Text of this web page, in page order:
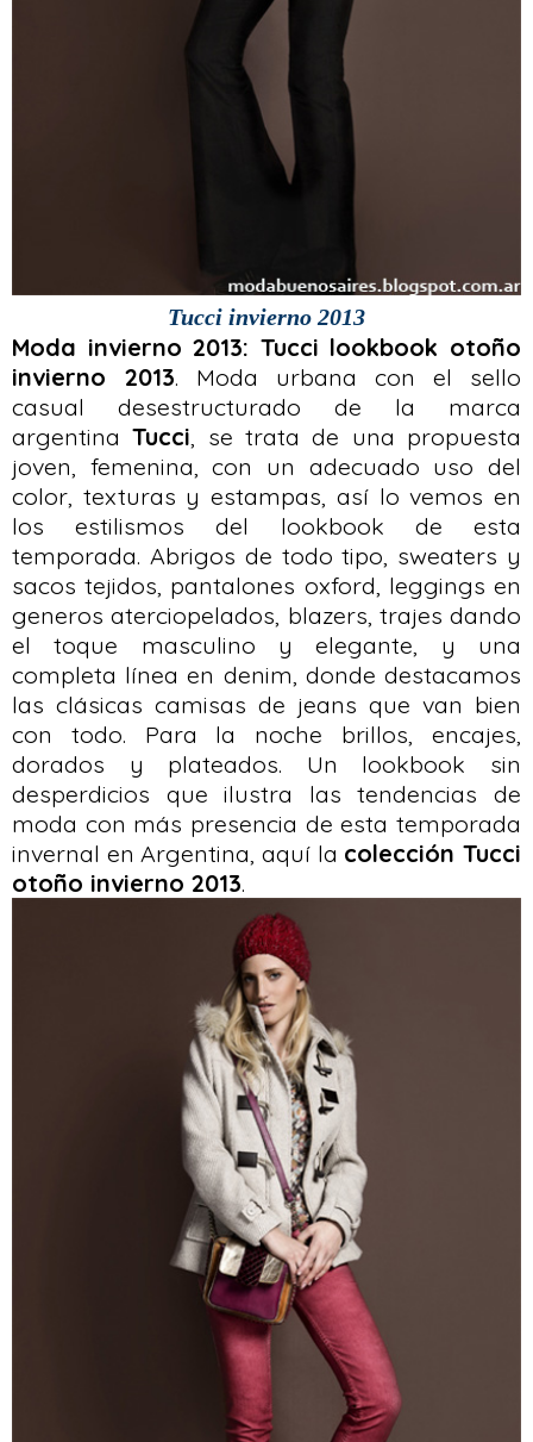
Tucci invierno 2013
Moda invierno 2013: Tucci lookbook otoño
invierno 2013. Moda urbana con el sello
casual desestructurado de la marca
argentinaTucci , se trata de una propuesta
joven, femenina, con un adecuado uso del
color, texturas y estampas, así lo vemos en
los estilismos del lookbook de esta
temporada. Abrigos de todo tipo, sweaters y
sacos tejidos, pantalones oxford, leggings en
generos aterciopelados, blazers, trajes dando
el toque masculino y elegante, y una
completa línea en denim, donde destacamos
las clásicas camisas de jeans que van bien
con todo. Para la noche brillos, encajes,
dorados y plateados. Un lookbook sin
desperdicios que ilustra las tendencias de
moda con más presencia de esta temporada
invernal en Argentina, aquí la colección Tucci
otoño invierno 2013.